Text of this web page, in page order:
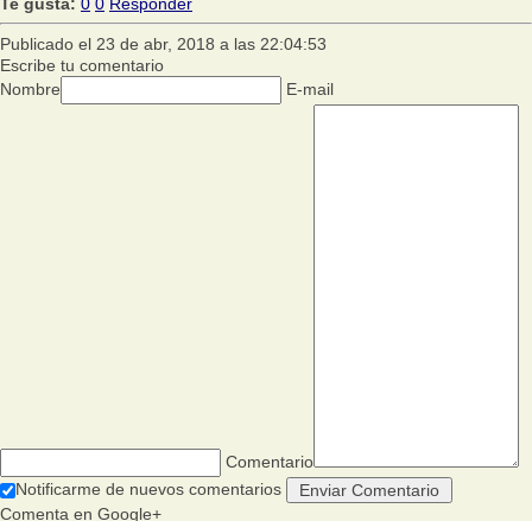
Publicado el 23 de abr, 2018 a las 22:04:53
Escribe tu comentario
Nombre
E-mail
Comentario
Notificarme de nuevos comentarios
Comenta en Google+